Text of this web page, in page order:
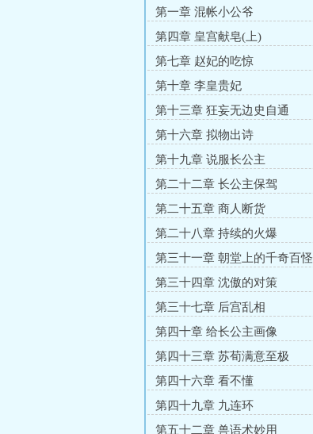
第一章 混帐小公爷
第四章 皇宫献皂(上)
第七章 赵妃的吃惊
第十章 李皇贵妃
第十三章 狂妄无边史自通
第十六章 拟物出诗
第十九章 说服长公主
第二十二章 长公主保驾
第二十五章 商人断货
第二十八章 持续的火爆
第三十一章 朝堂上的千奇百怪
第三十四章 沈傲的对策
第三十七章 后宫乱相
第四十章 给长公主画像
第四十三章 苏荀满意至极
第四十六章 看不懂
第四十九章 九连环
第五十二章 兽语术妙用